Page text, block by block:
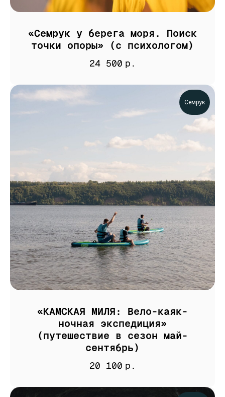
«Семрук у берега моря. Поиск
точки опоры» (с психологом)
24 500 р.
Семрук
«КАМСКАЯ МИЛЯ: Вело-каяк-
ночная экспедиция»
(путешествие в сезон май-
сентябрь)
20 100 р.